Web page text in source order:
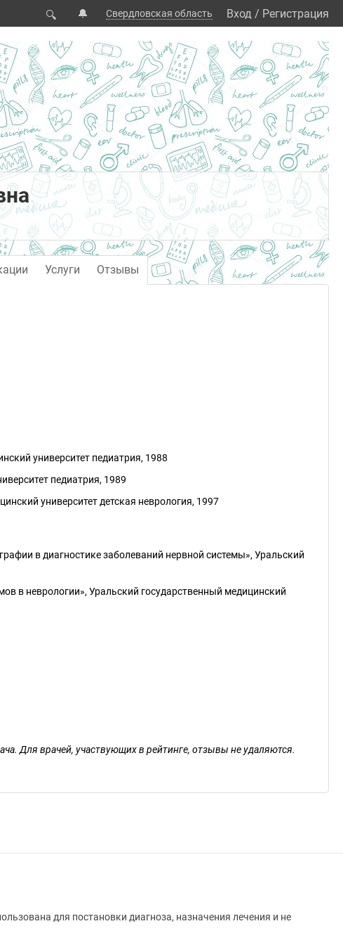
🔍 🔔 Свердловская область Вход / Регистрация
Услуги Отзывы
университет педиатрия, 1988
педиатрия, 1989
университет детская неврология, 1997
в диагностике заболеваний нервной системы», Уральский
в неврологии», Уральский государственный медицинский
Для врачей, участвующих в рейтинге, отзывы не удаляются.
для постановки диагноза, назначения лечения и не